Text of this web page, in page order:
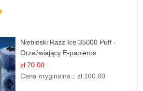
Niebieski Razz Ice 35000 Puff -
Orzeźwiający E-papieros
Jednorazowy | IBVAPE
zł 70.00
Cena oryginalna：zł 160.00